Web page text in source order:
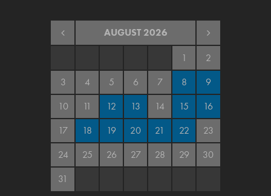
AUGUST 2026
1
2
3
4 5 6 7 8
9
10
11 12 13 14 15
16
17
18 19 20 21 22
23
24
25 26 27 28 29
30
31